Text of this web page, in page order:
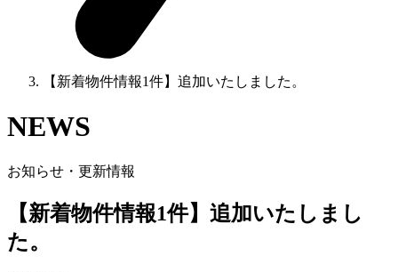
【新着物件情報1件】追加いたしました。
NEWS
お知らせ・更新情報
【新着物件情報1件】追加いたしまし
た。